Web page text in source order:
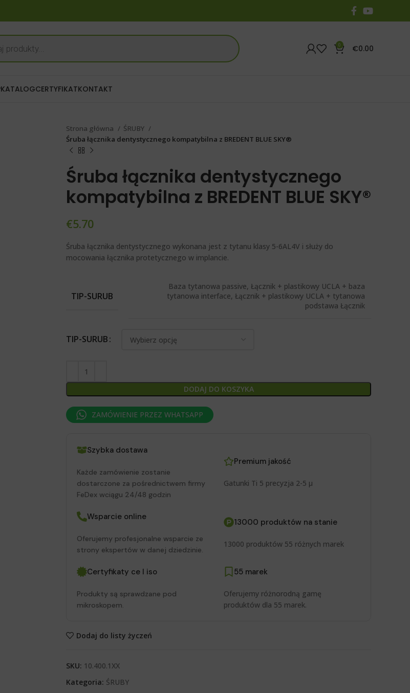
0 €0.00
KATALOGCERTYFIKATKONTAKT
Strona główna
ŚRUBY
Śruba łącznika dentystycznego kompatybilna z BREDENT BLUE SKY®
Śruba łącznika dentystycznego
kompatybilna z BREDENT BLUE SKY®
€5.70
Śruba łącznika dentystycznego wykonana jest z tytanu klasy 5-6AL4V i służy do
mocowania łącznika protetycznego w implancie.
TIP-SURUB
Baza tytanowa passive, Łącznik + plastikowy UCLA + baza
tytanowa interface, Łącznik + plastikowy UCLA + tytanowa
podstawa Łącznik
TIP-SURUB
DODAJ DO KOSZYKA
ZAMÓWIENIE PRZEZ WHATSAPP
Szybka dostawa
Każde zamówienie zostanie
dostarczone za pośrednictwem firmy
FeDex wciągu 24/48 godzin
Premium jakość
Gatunki Ti 5 precyzja 2-5 μ
Wsparcie online
Oferujemy profesjonalne wsparcie ze
strony ekspertów w danej dziedzinie.
13000 produktów na stanie
13000 produktów 55 różnych marek
Certyfikaty ce I iso
Produkty są sprawdzane pod
mikroskopem.
55 marek
Oferujemy różnorodną gamę
produktów dla 55 marek.
Dodaj do listy życzeń
SKU: 10.400.1XX
Kategoria: ŚRUBY